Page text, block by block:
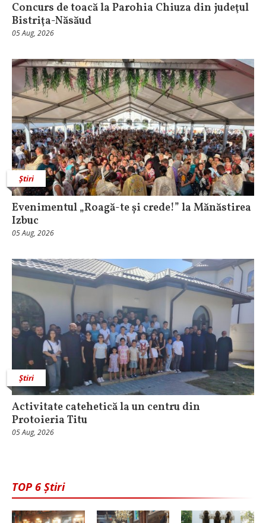
​Concurs de toacă la Parohia Chiuza din judeţul
Bistriţa-Năsăud
05 Aug, 2026
Știri
Evenimentul „Roagă-te și crede!” la Mănăstirea
Izbuc
05 Aug, 2026
Știri
Activitate catehetică la un centru din
Protoieria Titu
05 Aug, 2026
TOP 6 Știri